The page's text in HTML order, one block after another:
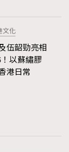
文化
伍韶勁亮相
以蘇繡膠
港日常